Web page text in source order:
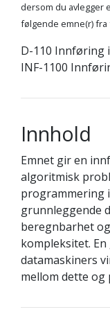
dersom du avlegger
følgende emne(r) fra
D-110 Innføring
INF-1100
Innhold
Emnet gir en
algoritmisk
programmering
grunnleggende
beregnbarhet
kompleksitet.
datamaskiners
mellom dette